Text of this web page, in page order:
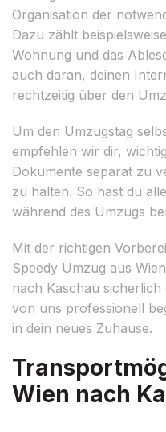
Organisation der
Dazu zählt
Wohnung und das
auch daran, deinen
rechtzeitig über den
Um den Umzugstag
empfehlen wir dir,
Dokumente separat zu
zu halten. So hast du
während des Umzugs
Mit der richtigen
Speedy Umzug aus
nach Kaschau
von uns professionell
in dein neues Zuhause.
Wien nach